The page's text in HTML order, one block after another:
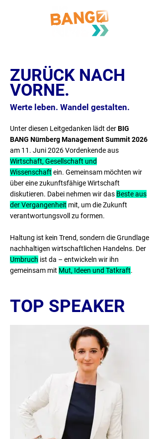
ZURÜCK NACH
VORNE.
Werte leben. Wandel gestalten.
Unter diesen Leitgedanken lädt derBIG
BANG Nürnberg Management Summit 2026
am 11. Juni 2026 Vordenkende aus
Wirtschaft, Gesellschaft und
Wissenschaft ein. Gemeinsam möchten wir
über eine zukunftsfähige Wirtschaft
diskutieren. Dabei nehmen wir das Beste aus
der Vergangenheit mit, um die Zukunft
verantwortungsvoll zu formen.
Haltung ist kein Trend, sondern die Grundlage
nachhaltigen wirtschaftlichen Handelns. Der
Umbruch ist da – entwickeln wir ihn
gemeinsam mit Mut, Ideen und Tatkraft.
TOP SPEAKER